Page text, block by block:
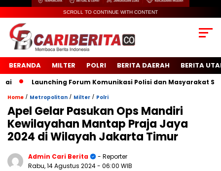
SCROLL TO CONTINUE WITH CONTENT
BERANDA MILTER POLRI BERITA DAERAH BERITA
Launching Forum Komunikasi Polisi dan Masyarakat Sekolah
Home / Metropolitan / Milter / Polri
Apel Gelar Pasukan Ops Mandiri
Kewilayahan Mantap Praja Jaya
2024 di Wilayah Jakarta Timur
Admin Cari Berita
- Reporter
Rabu, 14 Agustus 2024- 06:00 WIB